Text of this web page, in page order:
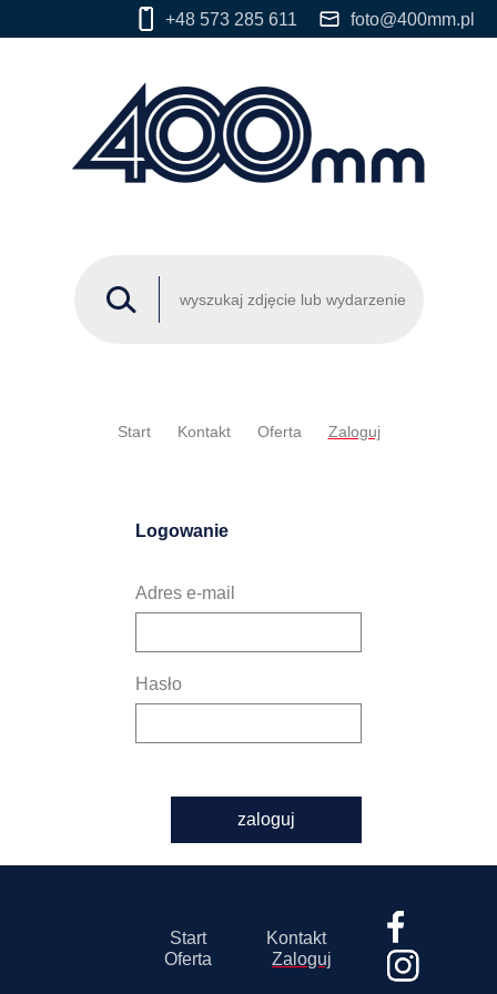
+48 573 285 611 foto@400mm.pl
Start Kontakt Oferta Zaloguj
Logowanie
Adres e-mail
Hasło
zaloguj
Start
Kontakt
Oferta
Zaloguj